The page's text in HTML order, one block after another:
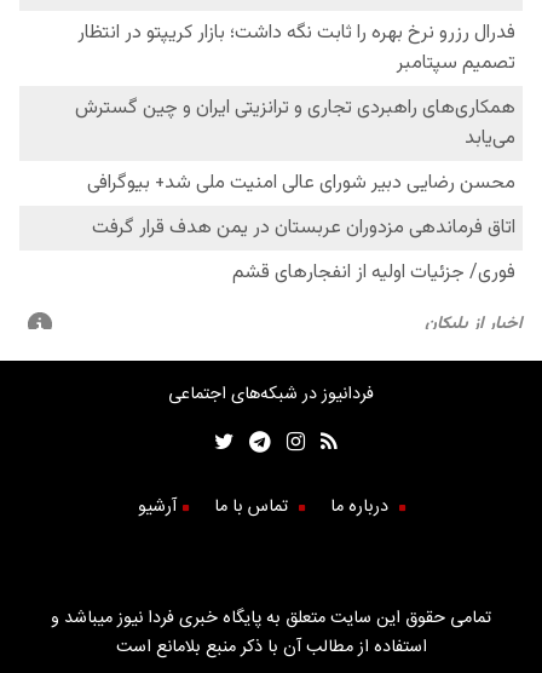
فردانیوز در شبکه‌های اجتماعی
درباره ما تماس با ما آرشیو
تمامی حقوق این سایت متعلق به پایگاه خبری فردا نیوز میباشد و
استفاده از مطالب آن با ذکر منبع بلامانع است